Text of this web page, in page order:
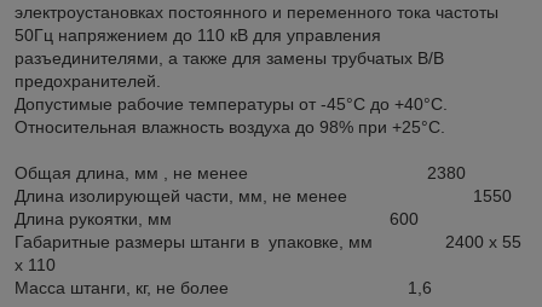
электроустановках постоянного и переменного тока частоты
50Гц напряжением до 110 кВ для управления
разъединителями, а также для замены трубчатых В/В
предохранителей.
Допустимые рабочие температуры от -45°С до +40°С.
Относительная влажность воздуха до 98% при +25°С.
Общая длина, мм , не менее 2380
Длина изолирующей части, мм, не менее 1550
Длина рукоятки, мм 600
Габаритные размеры штанги в упаковке, мм 2400 x 55
x 110
Масса штанги, кг, не более 1,6